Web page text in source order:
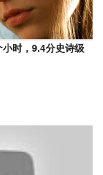
小时，9.4分史诗级